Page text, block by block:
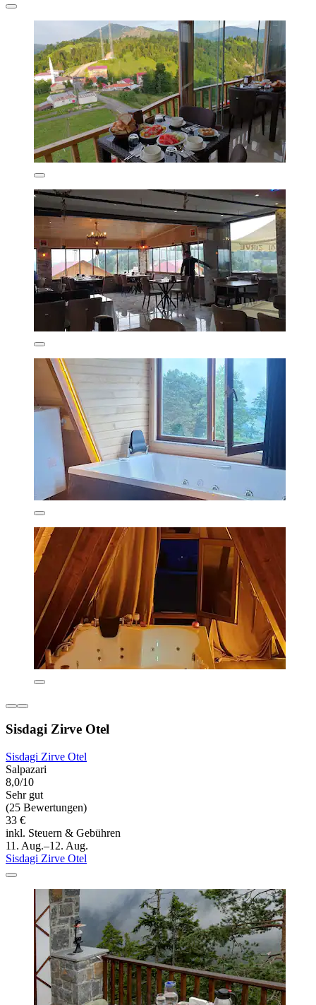
Sisdagi Zirve Otel
Sisdagi Zirve Otel
Salpazari
8,0/10
Sehr gut
(25 Bewertungen)
33 €
inkl. Steuern & Gebühren
11. Aug.–12. Aug.
Sisdagi Zirve Otel